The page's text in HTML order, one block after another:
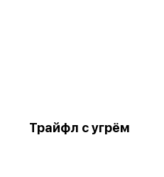
Трайфл с угрём